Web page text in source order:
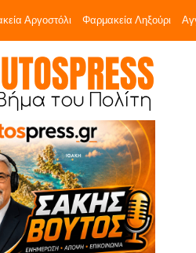
Αργοστόλι Φαρμακεία Ληξούρι